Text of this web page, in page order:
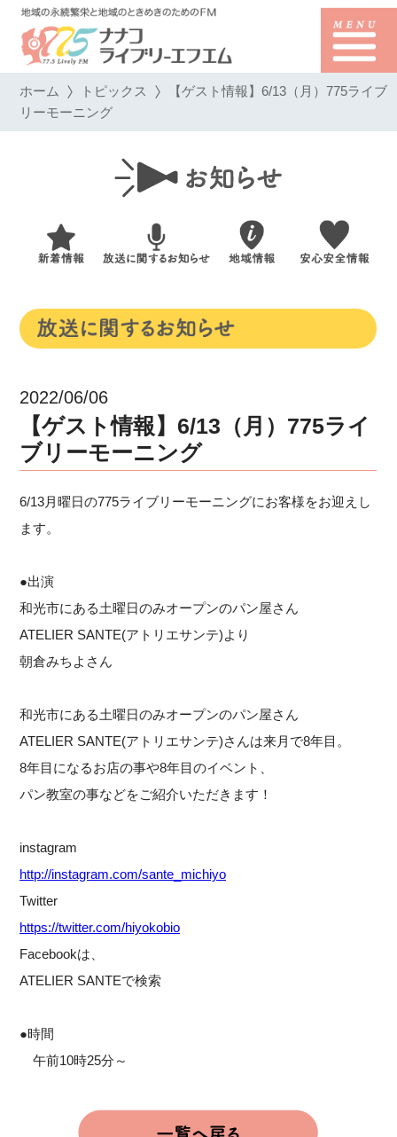
ホーム トピックス 【ゲスト情報】6/13（月）775ライブ
リーモーニング
2022/06/06
【ゲスト情報】6/13（月）775ライ
ブリーモーニング
6/13月曜日の775ライブリーモーニングにお客様をお迎えし
ます。
●出演
和光市にある土曜日のみオープンのパン屋さん
ATELIER SANTE(アトリエサンテ)より
朝倉みちよさん
和光市にある土曜日のみオープンのパン屋さん
ATELIER SANTE(アトリエサンテ)さんは来月で8年目。
8年目になるお店の事や8年目のイベント、
パン教室の事などをご紹介いただきます！
instagram
http://instagram.com/sante_michiyo
Twitter
https://twitter.com/hiyokobio
Facebookは、
ATELIER SANTEで検索
●時間
午前10時25分～